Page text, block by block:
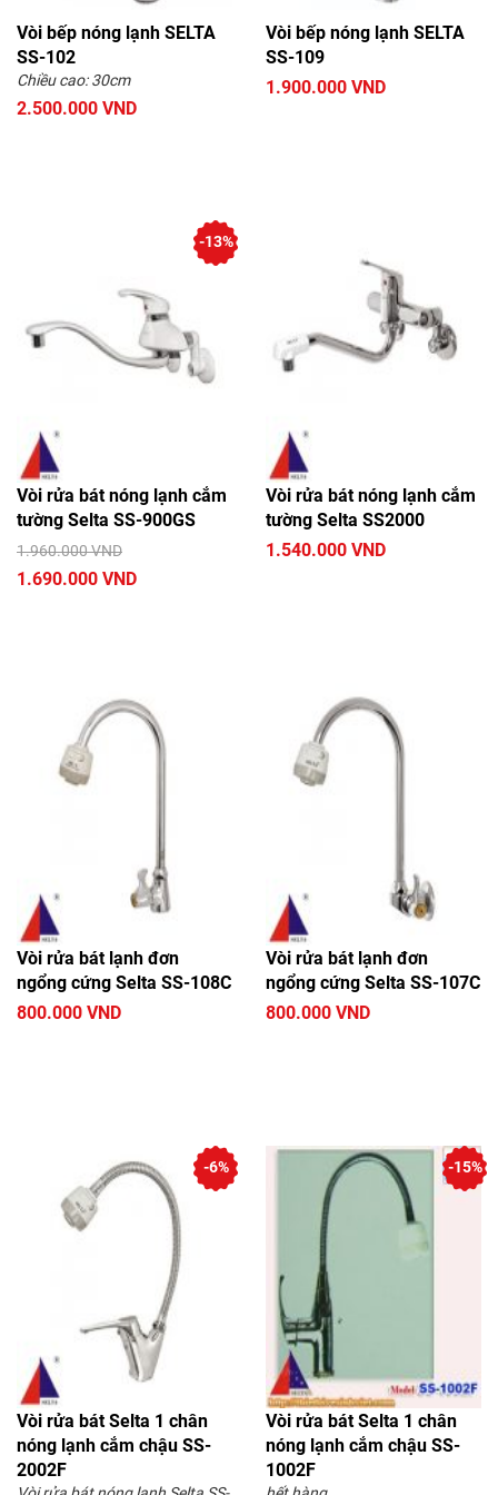
Vòi bếp nóng lạnh SELTA
SS-102
Chiều cao: 30cm
2.500.000 VND
Vòi bếp nóng lạnh SELTA
SS-109
1.900.000 VND
Vòi rửa bát nóng lạnh cắm
tường Selta SS-900GS
1.960.000 VND
1.690.000 VND
-13%
Vòi rửa bát nóng lạnh cắm
tường Selta SS2000
1.540.000 VND
Vòi rửa bát lạnh đơn
ngổng cứng Selta SS-108C
800.000 VND
Vòi rửa bát lạnh đơn
ngổng cứng Selta SS-107C
800.000 VND
Vòi rửa bát Selta 1 chân
nóng lạnh cắm chậu SS-
2002F
-6%
Vòi rửa bát Selta 1 chân
nóng lạnh cắm chậu SS-
1002F
-15%